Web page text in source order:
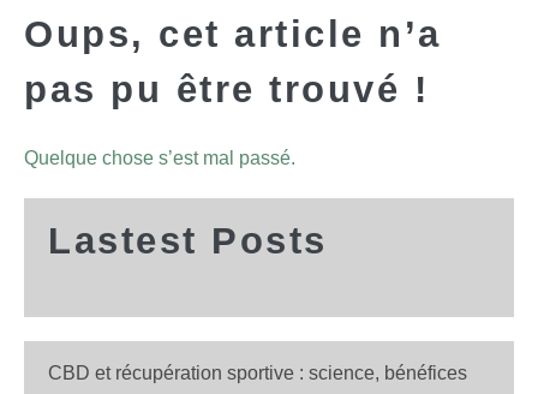
Oups, cet article n’a
pas pu être trouvé !
Quelque chose s’est mal passé.
Lastest Posts
CBD et récupération sportive : science, bénéfices